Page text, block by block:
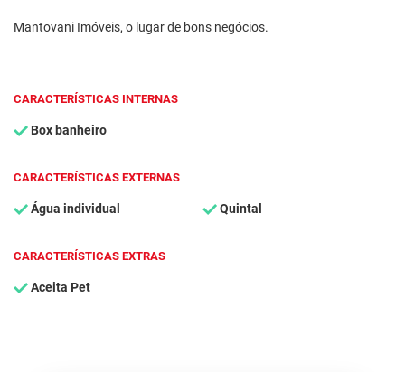
Mantovani Imóveis, o lugar de bons negócios.
CARACTERÍSTICAS INTERNAS
Box banheiro
CARACTERÍSTICAS EXTERNAS
Água individual Quintal
CARACTERÍSTICAS EXTRAS
Aceita Pet